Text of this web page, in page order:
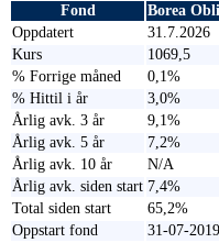
Fond
Borea
Oppdatert
31.7.2026
Kurs
1069,5
% Forrige måned
0,1%
% Hittil i år
3,0%
Årlig avk. 3 år
9,1%
Årlig avk. 5 år
7,2%
Årlig avk. 10 år
N/A
Årlig avk. siden start 7,4%
Total siden start
65,2%
Oppstart fond
31-07-2019